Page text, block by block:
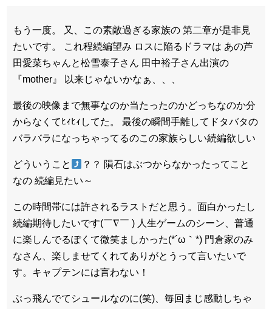
もう一度。 又、この素敵過ぎる家族の 第二章が是非見
たいです。 これ程続編望み ロスに陥るドラマは あの芦
田愛菜ちゃんと松雪泰子さん 田中裕子さん出演の
『mother』 以来じゃないかなぁ、、、
最後の映像まで無事なのか当たったのかどっちなのか分
からなくてﾋｨﾋｨしてた。 最後の瞬間手離してドタバタの
バラバラになっちゃってるのこの家族らしい続編欲しい
どういうこと
？？ 隕石はぶつからなかったってこと
なの 続編見たい～
この時間帯には許されるラストだと思う。面白かったし
続編期待したいです(￣∇￣ ) 人生ゲームのシーン、普通
に楽しんでるぽくて微笑ましかった(*´ω｀*) 門倉家のみ
なさん、楽しませてくれてありがとうって言いたいで
す。キャプテンには言わない！
ぶっ飛んでてシュールなのに(笑)、毎回まじ感動しちゃ